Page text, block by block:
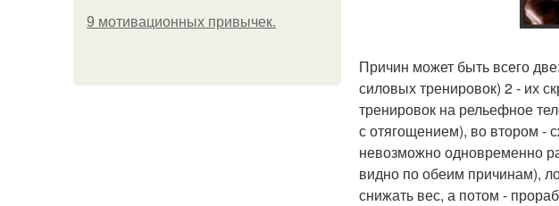
9 мотивационных привычек.
Причин может быть всего
силовых тренировок) 2 - их
тренировок на рельефное
с отягощением), во втором -
невозможно одновременно
видно по обеим причинам),
снижать вес, а потом -